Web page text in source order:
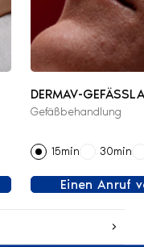
DERMAV-
Gefäßbehandlung
15min 30min
Einen Anruf